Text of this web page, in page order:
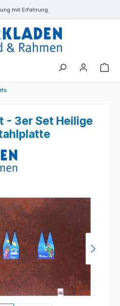
mit Erfahrung
- 3er Set Heilige